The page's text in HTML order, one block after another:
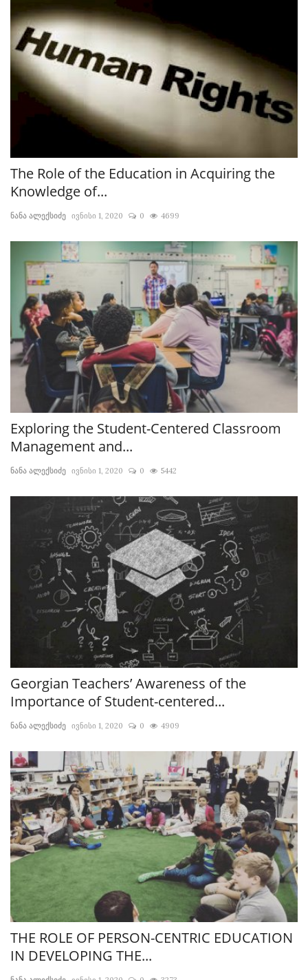
The Role of the Education in Acquiring the
Knowledge of...
ნანა ალექსიძე ივნისი 1, 2020 0 4699
Exploring the Student-Centered Classroom
Management and...
ნანა ალექსიძე ივნისი 1, 2020 0 5442
Georgian Teachers’ Awareness of the
Importance of Student-centered...
ნანა ალექსიძე ივნისი 1, 2020 0 4909
THE ROLE OF PERSON-CENTRIC EDUCATION
IN DEVELOPING THE...